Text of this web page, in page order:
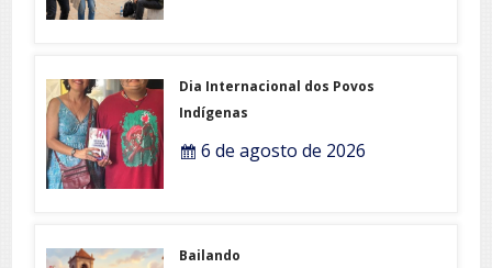
Dia Internacional dos Povos
Indígenas
6 de agosto de 2026
Bailando